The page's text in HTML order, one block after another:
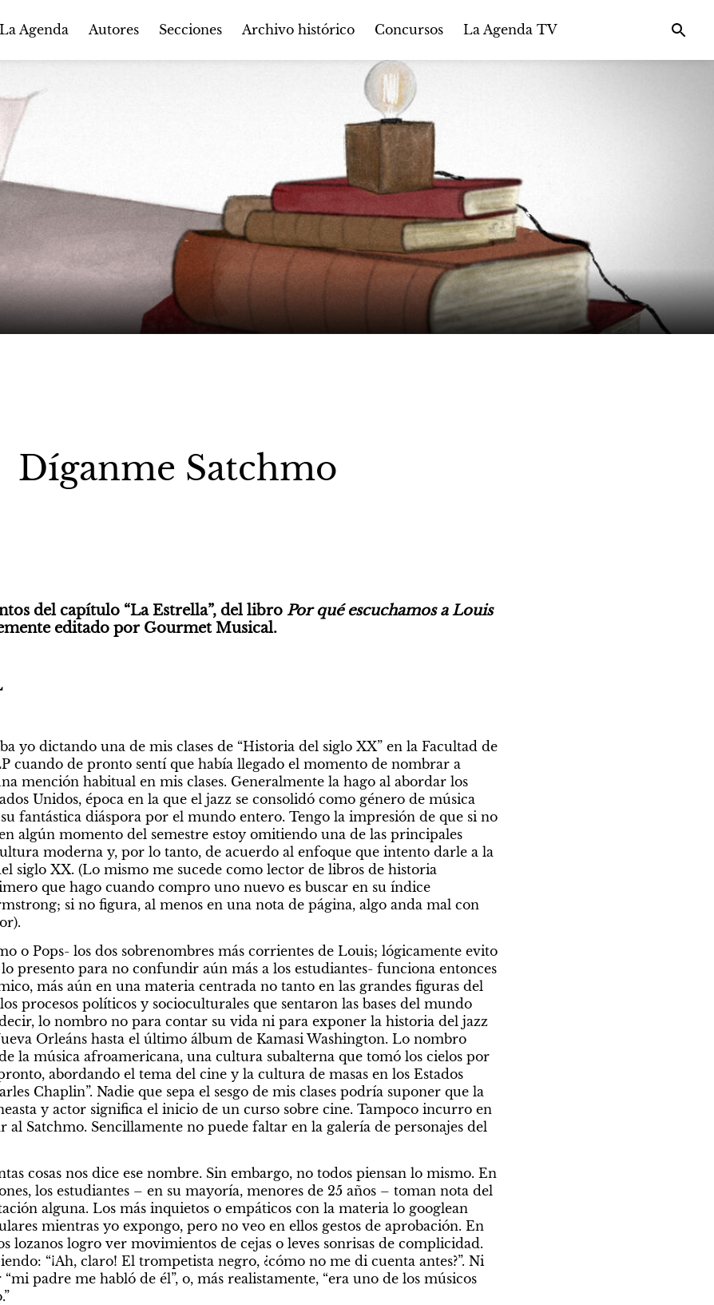
Agenda Autores Secciones Archivo histórico Concursos La Agenda TV
Díganme Satchmo
del capítulo “La Estrella”, del libro Por qué escuchamos a Louis
editado por Gourmet Musical.
yo dictando una de mis clases de “Historia del siglo XX” en la Facultad de
cuando de pronto sentí que había llegado el momento de nombrar a
mención habitual en mis clases. Generalmente la hago al abordar los
Unidos, época en la que el jazz se consolidó como género de música
fantástica diáspora por el mundo entero. Tengo la impresión de que si no
algún momento del semestre estoy omitiendo una de las principales
moderna y, por lo tanto, de acuerdo al enfoque que intento darle a la
siglo XX. (Lo mismo me sucede como lector de libros de historia
que hago cuando compro uno nuevo es buscar en su índice
si no figura, al menos en una nota de página, algo anda mal con
o Pops- los dos sobrenombres más corrientes de Louis; lógicamente evito
presento para no confundir aún más a los estudiantes- funciona entonces
más aún en una materia centrada no tanto en las grandes figuras del
procesos políticos y socioculturales que sentaron las bases del mundo
lo nombro no para contar su vida ni para exponer la historia del jazz
Orleáns hasta el último álbum de Kamasi Washington. Lo nombro
la música afroamericana, una cultura subalterna que tomó los cielos por
abordando el tema del cine y la cultura de masas en los Estados
Chaplin”. Nadie que sepa el sesgo de mis clases podría suponer que la
y actor significa el inicio de un curso sobre cine. Tampoco incurro en
al Satchmo. Sencillamente no puede faltar en la galería de personajes del
cosas nos dice ese nombre. Sin embargo, no todos piensan lo mismo. En
los estudiantes – en su mayoría, menores de 25 años – toman nota del
alguna. Los más inquietos o empáticos con la materia lo googlean
mientras yo expongo, pero no veo en ellos gestos de aprobación. En
lozanos logro ver movimientos de cejas o leves sonrisas de complicidad.
“¡Ah, claro! El trompetista negro, ¿cómo no me di cuenta antes?”. Ni
padre me habló de él”, o, más realistamente, “era uno de los músicos